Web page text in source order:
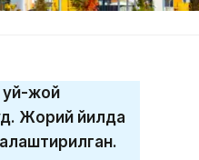
уй-жой
Жорий йилда